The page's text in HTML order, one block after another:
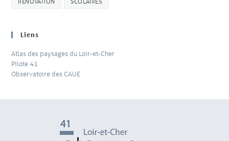
Liens
Atlas des paysages du Loir-et-Cher
Pilote 41
Observatoire des CAUE